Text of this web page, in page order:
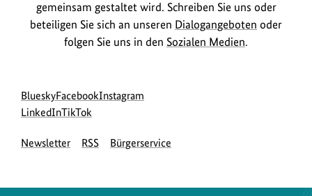
gemeinsam gestaltet wird. Schreiben Sie uns oder
beteiligen Sie sich an unseren Dialogangeboten oder
folgen Sie uns in den Sozialen Medien.
Social
Media
Blueskyzur
Bluesky-
des
Facebookzur
des
Instagram
des
LinkedInzur
Seite
zur
Seite
TikTok
Newsletter RSS Bürgerservice